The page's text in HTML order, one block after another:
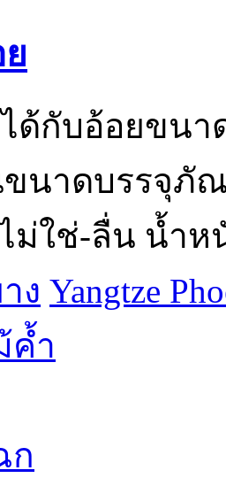
ด้กับอ้อยขนา
นาดบรรจุภั
ใช่-ลื่น น้ำห
ง Yangtze